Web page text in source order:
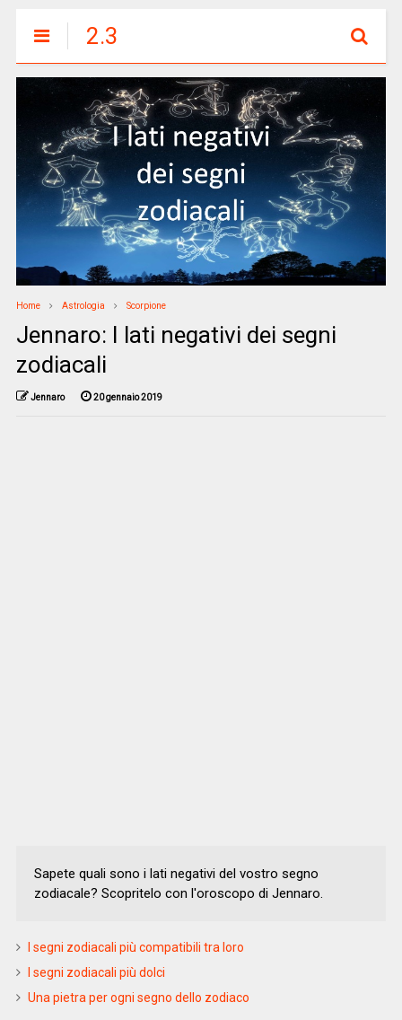
2.3
Home Astrologia Scorpione
Jennaro: I lati negativi dei segni
zodiacali
Jennaro 20 gennaio 2019
Sapete quali sono i lati negativi del vostro segno
zodiacale? Scopritelo con l'oroscopo di Jennaro.
I segni zodiacali più compatibili tra loro
I segni zodiacali più dolci
Una pietra per ogni segno dello zodiaco